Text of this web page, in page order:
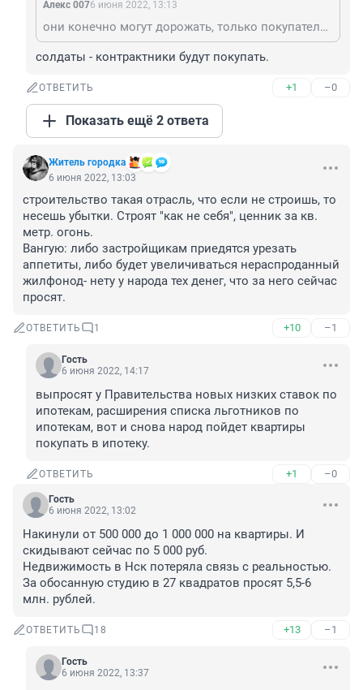
Алекс 0076 июня 2022, 13:13
они конечно могут дорожать, только покупателей будет мизер
солдаты - контрактники будут покупать.
ОТВЕТИТЬ +1 –0
Показать ещё 2 ответа
Житель городка
6 июня 2022, 13:03
строительство такая отрасль, что если не строишь, то
несешь убытки. Строят "как не себя", ценник за кв.
метр. огонь.
Вангую: либо застройщикам приедятся урезать
аппетиты, либо будет увеличиваться нераспроданный
жилфонод- нету у народа тех денег, что за него сейчас
просят.
ОТВЕТИТЬ 1 +10 –1
Гость
6 июня 2022, 14:17
выпросят у Правительства новых низких ставок по
ипотекам, расширения списка льготников по
ипотекам, вот и снова народ пойдет квартиры
покупать в ипотеку.
ОТВЕТИТЬ +1 –0
Гость
6 июня 2022, 13:02
Накинули от 500 000 до 1 000 000 на квартиры. И
скидывают сейчас по 5 000 руб.
Недвижимость в Нск потеряла связь с реальностью.
За обосанную студию в 27 квадратов просят 5,5-6
млн. рублей.
ОТВЕТИТЬ 18 +13 –1
Гость
6 июня 2022, 13:37